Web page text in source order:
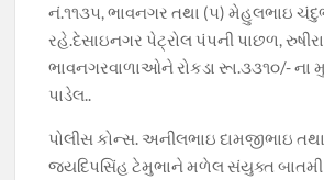
નં.૧૧૩૫, ભાવનગર તથા (૫) મેહુલભાઇ
રહે.દેસાઇનગર પેટ્રોલ પંપની પાછળ,
ભાવનગરવાળાઓને રોકડા રૂા.૩૩૧૦/- ના
પાડેલ..
પોલીસ કોન્સ. અનીલભાઇ દામજીભાઇ
જયદિપસિંહ ટેમુભાને મળેલ સંયુક્ત